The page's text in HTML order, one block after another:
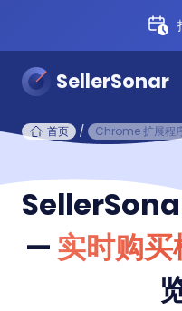
SellerSonar
首页 / Chrome 扩展程
—实时购